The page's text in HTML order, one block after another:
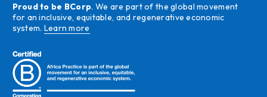
Proud to be BCorp. We are part of the global movement
for an inclusive, equitable, and regenerative economic
system. Learn more